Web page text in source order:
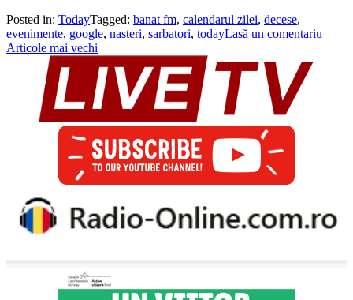
Posted in: TodayTagged: banat fm, calendarul zilei, decese,
evenimente, google, nasteri, sarbatori, todayLasă un comentariu
Navigare
articole
Articole mai vechi